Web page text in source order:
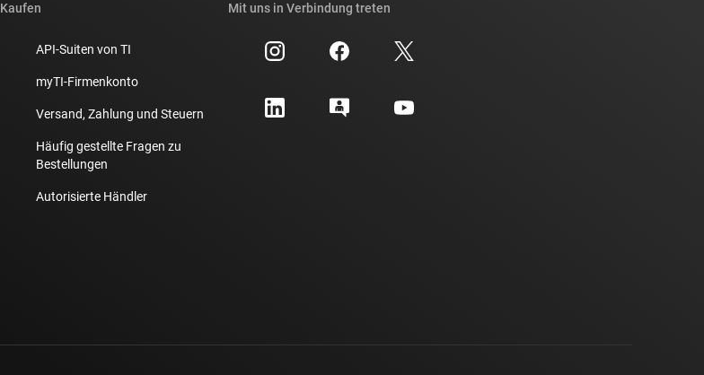
Kaufen
API-Suiten von TI
myTI-Firmenkonto
Versand, Zahlung und Steuern
Häufig gestellte Fragen zu
Bestellungen
Autorisierte Händler
Mit uns in Verbindung treten